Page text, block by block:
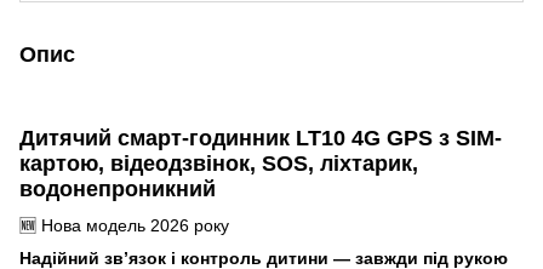
Опис
Дитячий смарт-годинник LT10 4G GPS з SIM-
картою, відеодзвінок, SOS, ліхтарик,
водонепроникний
🆕 Нова модель 2026 року
Надійний зв’язок і контроль дитини — завжди під рукою